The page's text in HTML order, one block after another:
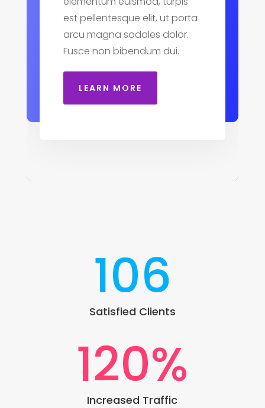
est pellentesque elit, ut porta
arcu magna sodales dolor.
Fusce non bibendum dui.
LEARN MORE
106
Satisfied Clients
120%
Increased Traffic